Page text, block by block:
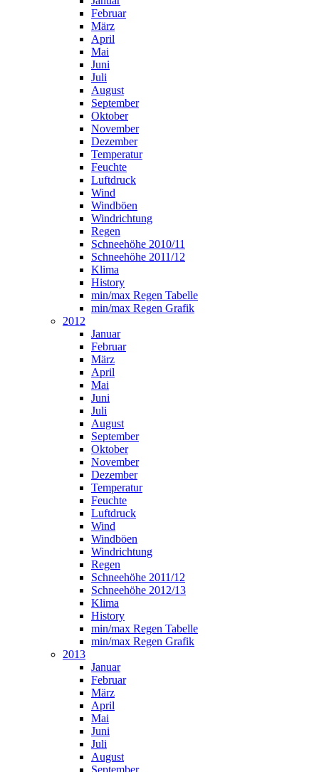
Februar
März
April
Mai
Juni
Juli
August
September
Oktober
November
Dezember
Temperatur
Feuchte
Luftdruck
Wind
Windböen
Windrichtung
Regen
Schneehöhe 2010/11
Schneehöhe 2011/12
Klima
History
min/max Regen Tabelle
min/max Regen Grafik
2012
Januar
Februar
März
April
Mai
Juni
Juli
August
September
Oktober
November
Dezember
Temperatur
Feuchte
Luftdruck
Wind
Windböen
Windrichtung
Regen
Schneehöhe 2011/12
Schneehöhe 2012/13
Klima
History
min/max Regen Tabelle
min/max Regen Grafik
2013
Januar
Februar
März
April
Mai
Juni
Juli
August
September